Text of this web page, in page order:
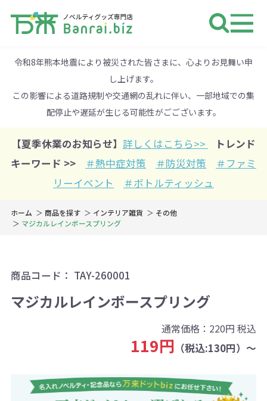
令和8年熊本地震により被災された皆さまに、心よりお見舞い申
し上げます。
この影響による道路規制や交通網の乱れに伴い、一部地域での集
配停止や遅延が生じる可能性がごございます。
【夏季休業のお知らせ】 詳しくはこちら>>
トレンド
キーワード >>
＃熱中症対策 ＃防災対策
＃ファミ
リーイベント
＃ボトルティッシュ
ホーム 商品を探す インテリア雑貨
その他
マジカルレインボースプリング
商品コード： TAY-260001
マジカルレインボースプリング
通常価格： 220円 税込
119円 （税込:130円）～